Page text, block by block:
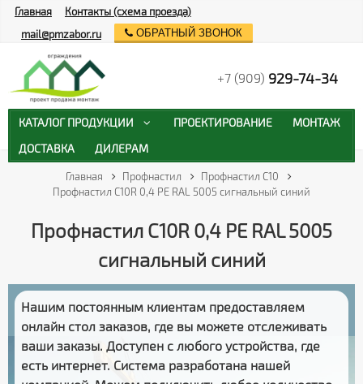
Главная Профнастил
Профнастил С10
Профнастил С10R 0,4 PE RAL 5005 сигнальный синий
Профнастил С10R 0,4 PE RAL 5005
сигнальный синий
Нашим постоянным клиентам предоставляем
онлайн стол заказов, где вы можете отслеживать
ваши заказы. Доступен с любого устройства, где
есть интернет. Система разработана нашей
Главная
Контакты (схема проезда)
mail@pmzabor.ru
ОБРАТНЫЙ ЗВОНОК
+7 (909) 929-74-34
КАТАЛОГ ПРОДУКЦИИ ПРОЕКТИРОВАНИЕ
МОНТАЖ
ДОСТАВКА
ДИЛЕРАМ